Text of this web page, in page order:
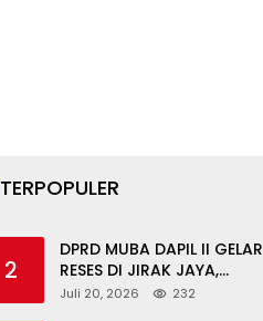
TERPOPULER
2
DPRD MUBA DAPIL II GELAR
RESES DI JIRAK JAYA,
SERAHKAN BANTOR DAN
Juli 20, 2026 232